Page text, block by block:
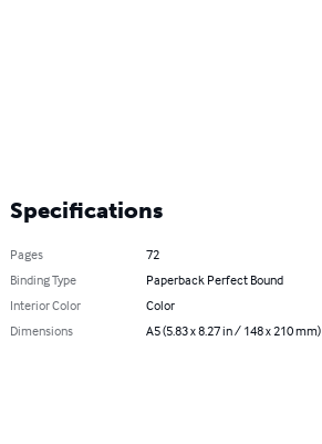
Specifications
Pages
72
Binding Type
Paperback Perfect Bound
Interior Color
Color
Dimensions
A5 (5.83 x 8.27 in / 148 x 210 mm)